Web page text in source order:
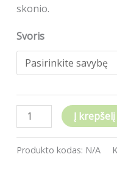
skonio.
Svoris
1000g
Į krepšelį
Produkto kodas: N/A